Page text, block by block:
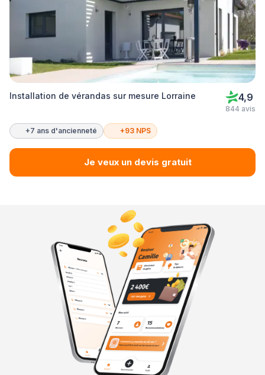
Installation de vérandas sur mesure Lorraine 4,9
844 avis
+7 ans d'ancienneté +93 NPS
Je veux un devis gratuit